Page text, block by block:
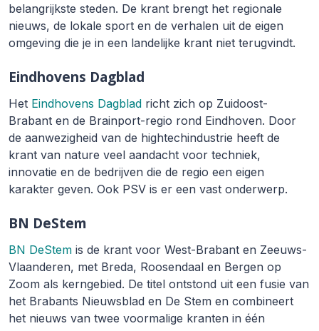
belangrijkste steden. De krant brengt het regionale
nieuws, de lokale sport en de verhalen uit de eigen
omgeving die je in een landelijke krant niet terugvindt.
Eindhovens Dagblad
Het Eindhovens Dagblad richt zich op Zuidoost-
Brabant en de Brainport-regio rond Eindhoven. Door
de aanwezigheid van de hightechindustrie heeft de
krant van nature veel aandacht voor techniek,
innovatie en de bedrijven die de regio een eigen
karakter geven. Ook PSV is er een vast onderwerp.
BN DeStem
BN DeStem is de krant voor West-Brabant en Zeeuws-
Vlaanderen, met Breda, Roosendaal en Bergen op
Zoom als kerngebied. De titel ontstond uit een fusie van
het Brabants Nieuwsblad en De Stem en combineert
het nieuws van twee voormalige kranten in één